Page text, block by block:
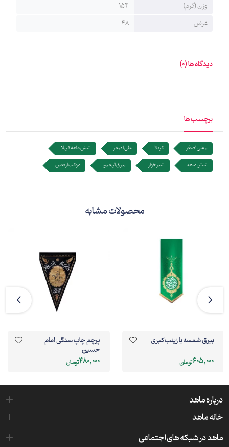
می‌شوند. بیرق‌های پارچه کج‌راه سبک‌تر هستند و برای شستشو هم
حساسیت کمتری دارند. و به شیوه چاپ سیلک برروی پارچه طرح گرفته
وزن (گرم)
154
عرض
48
دیدگاه ها (0)
برچسب ها
یا علی اصغر کربلا علی اصغر
شش ماهه کربلا
شش ماهه
شیرخوار بیرق اربعین موکب اربعین
محصولات مشابه
بیرق شمسه یا زینب کبری
605,000تومان
پرچم چاپ سنگی امام
حسین
480,000تومان
درباره ماهد
خانه ماهد
ماهد در شبکه های اجتماعی